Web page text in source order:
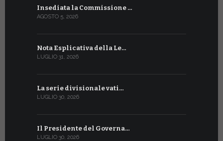
Insediata la Commissione …
AGOSTO 5, 2026
Nota Esplicativa della Le…
LUGLIO 31, 2026
La serie divisionale vati…
LUGLIO 30, 2026
Il Presidente del Governa…
LUGLIO 30, 2026